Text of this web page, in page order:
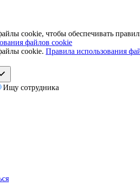
cookie, чтобы обеспечивать
файлов cookie
cookie. Правила использования
Ищу сотрудника